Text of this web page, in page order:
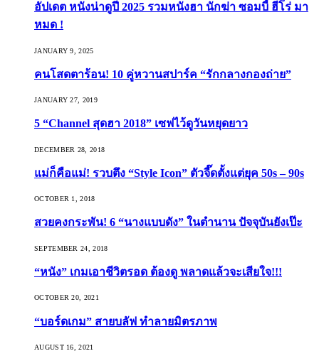
อัปเดต หนังน่าดูปี 2025 รวมหนังฮา นักฆ่า ซอมบี้ ฮีโร่ มา
หมด !
JANUARY 9, 2025
คนโสดตาร้อน! 10 คู่หวานสปาร์ค “รักกลางกองถ่าย”
JANUARY 27, 2019
5 “Channel สุดฮา 2018” เซฟไว้ดูวันหยุดยาว
DECEMBER 28, 2018
แม่ก็คือแม่! รวบตึง “Style Icon” ตัวจี๊ดตั้งแต่ยุค 50s – 90s
OCTOBER 1, 2018
สวยคงกระพัน! 6 “นางแบบดัง” ในตำนาน ปัจจุบันยังเป๊ะ
SEPTEMBER 24, 2018
“หนัง” เกมเอาชีวิตรอด ต้องดู พลาดแล้วจะเสียใจ!!!
OCTOBER 20, 2021
“บอร์ดเกม” สายบลัฟ ทำลายมิตรภาพ
AUGUST 16, 2021